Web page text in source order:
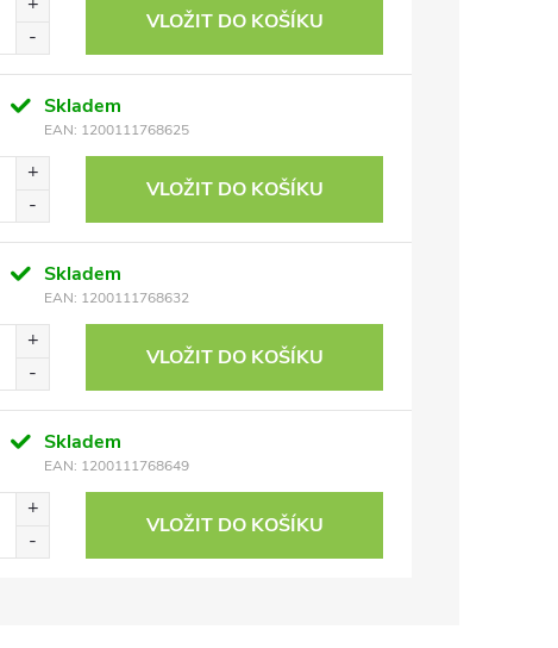
VLOŽIT DO KOŠÍKU
Skladem
EAN: 1200111768625
VLOŽIT DO KOŠÍKU
Skladem
EAN: 1200111768632
VLOŽIT DO KOŠÍKU
Skladem
EAN: 1200111768649
VLOŽIT DO KOŠÍKU